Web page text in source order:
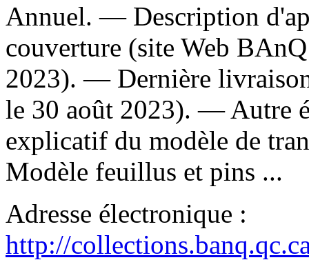
Annuel. — Description
couverture (site Web
2023). — Dernière
le 30 août 2023). —Autre
explicatif du modèle de
Modèle feuillus et pins ...
Adresse électronique :
http://